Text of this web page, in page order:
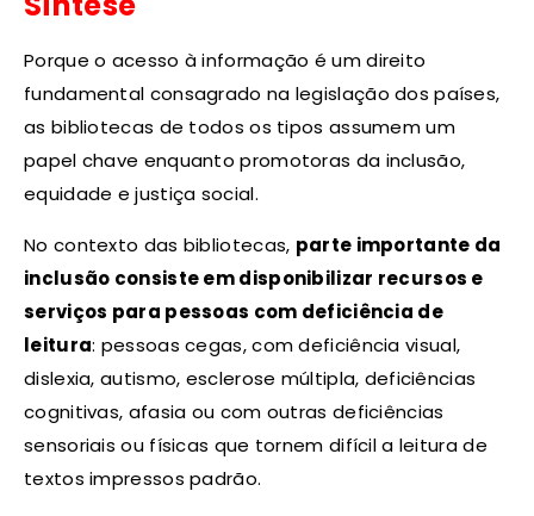
Porque o acesso à informação é um direito
fundamental consagrado na legislação dos países,
as bibliotecas de todos os tipos assumem um
papel chave enquanto promotoras da inclusão,
equidade e justiça social.
No contexto das bibliotecas, parte importante da
inclusão consiste em disponibilizar recursos e
serviços para pessoas com deficiência de
leitura: pessoas cegas, com deficiência visual,
dislexia, autismo, esclerose múltipla, deficiências
cognitivas, afasia ou com outras deficiências
sensoriais ou físicas que tornem difícil a leitura de
textos impressos padrão.